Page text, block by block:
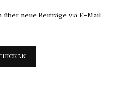
neue Beiträge via E-Mail.